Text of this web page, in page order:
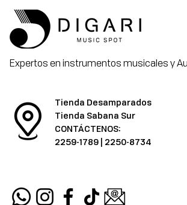
Expertos en instrumentos musicales y
Tienda Desamparados
Tienda Sabana Sur
CONTÁCTENOS:
2259-1789 | 2250-8734